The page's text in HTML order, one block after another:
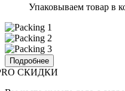
Упаковываем товар в
Подробнее
СКИДКИ